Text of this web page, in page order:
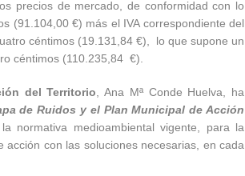
precios de mercado, de conformidad con lo
(91.104,00 €) más el IVA correspondiente del
céntimos (19.131,84 €), lo que supone un
céntimos (110.235,84 €).
del Territorio , Ana Mª Conde Huelva, ha
de Ruidos y el Plan Municipal de Acción
normativa medioambiental vigente, para la
con las soluciones necesarias, en cada